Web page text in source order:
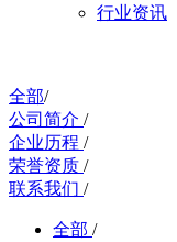
行业资讯
全部/
公司简介 /
企业历程 /
荣誉资质 /
联系我们 /
全部 /